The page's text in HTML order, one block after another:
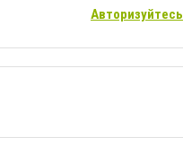
Авторизуйтесь